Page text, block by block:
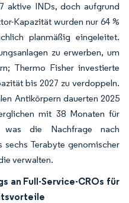
aktive INDs, doch aufgrund
Kapazität wurden nur 64 %
planmäßig eingeleitet.
zu erwerben, um
Thermo Fisher investierte
bis 2027 zu verdoppeln.
Antikörpern dauerten 2025
mit 38 Monaten für
was die Nachfrage nach
Terabyte genomischer
verwalten.
an Full-Service-CROs für